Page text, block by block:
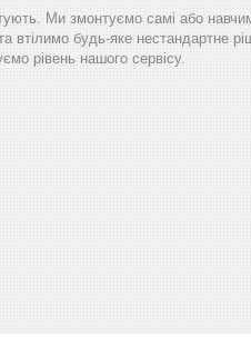
Ми змонтуємо самі або
втілимо будь-яке нестандартне
рівень нашого сервісу.